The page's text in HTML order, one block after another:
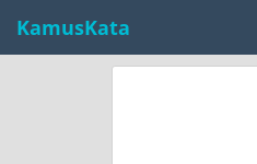
KamusKata